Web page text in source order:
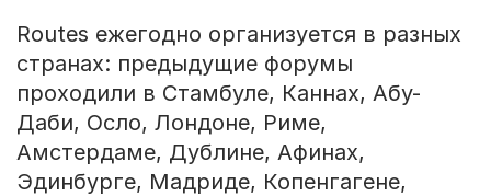
Routes ежегодно организуется в разных
странах: предыдущие форумы
проходили в Стамбуле, Каннах, Абу-
Даби, Осло, Лондоне, Риме,
Амстердаме, Дублине, Афинах,
Эдинбурге, Мадриде, Копенгагене,